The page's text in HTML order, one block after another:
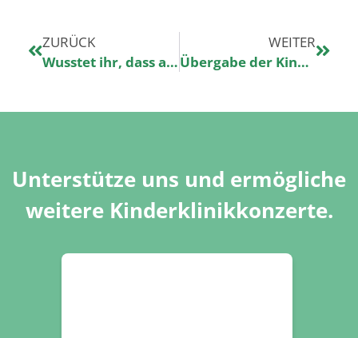
ZURÜCK
Wusstet ihr, dass alle Pieksekisten von Nico Santos personalisiert unterschrieben worden sind?
WEITER
Übergabe der Kinderklinikkonzerte-Pieksekisten in Hannover
Unterstütze uns und ermögliche
weitere Kinderklinikkonzerte.